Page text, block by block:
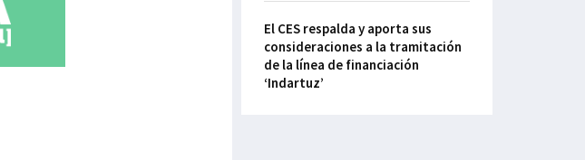
El CES respalda y aporta sus
consideraciones a la tramitación
de la línea de financiación
‘Indartuz’